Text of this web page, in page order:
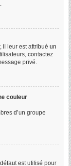
il leur est attribué un
contactez
privé.
couleur
d’un groupe
est utilisé pour